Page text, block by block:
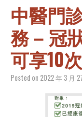
中醫門
務 – 冠
可享10
Posted on 2022 年 3 月